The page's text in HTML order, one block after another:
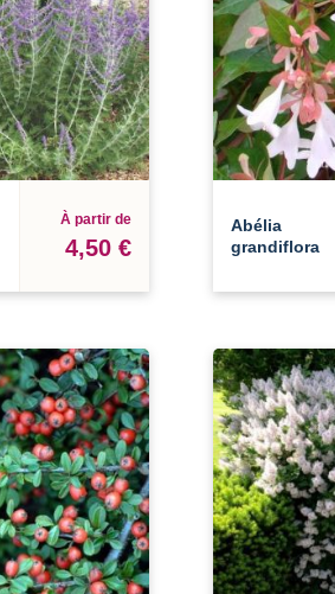
À partir de
4,50 €
Abélia
grandiflora